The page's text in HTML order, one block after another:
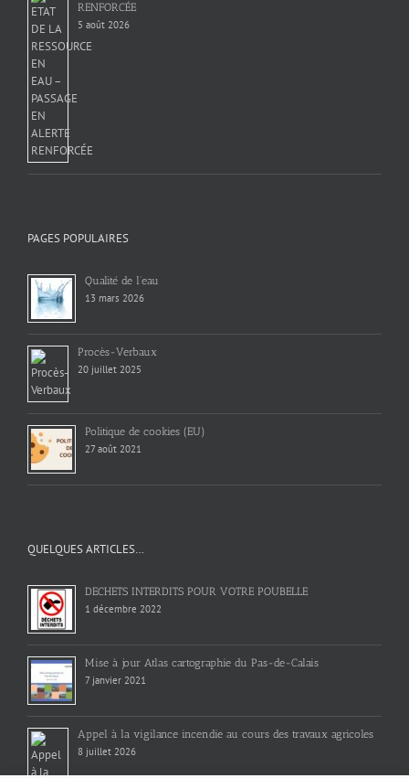
RENFORCÉE
5 août 2026
PAGES POPULAIRES
Qualité de l’eau
13 mars 2026
Procès-Verbaux
20 juillet 2025
Politique de cookies (EU)
27 août 2021
QUELQUES ARTICLES…
DECHETS INTERDITS POUR VOTRE POUBELLE
1 décembre 2022
Mise à jour Atlas cartographie du Pas-de-Calais
7 janvier 2021
Appel à la vigilance incendie au cours des travaux agricoles
8 juillet 2026